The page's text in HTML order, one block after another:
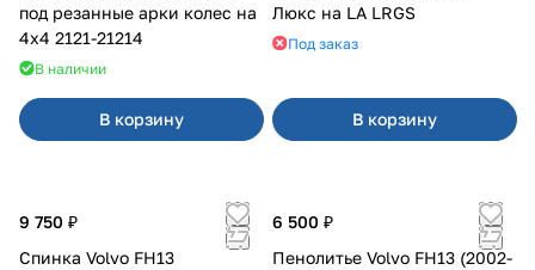
под резанные арки колес на
4x4 2121-21214
В наличии
В корзину
Люкс на LA LRGS
Под заказ
В корзину
9 750 ₽
Спинка Volvo FH13
6 500 ₽
Пенолитье Volvo FH13 (2002-